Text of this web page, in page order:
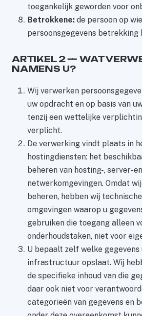
toegankelijk geworden voor
Betrokkene: de persoon op
persoonsgegevens betrekking
ARTIKEL 2 — WAT
NAMENS U?
Wij verwerken
uw opdracht en op basis van
tenzij een wettelijke
verplicht.
De verwerking vindt plaats in
hostingdiensten: het
beheren van hosting-, server- en
netwerkomgevingen. Omdat
beheren, hebben wij
omgevingen waarop u
gebruiken die toegang alleen
onderhoudstaken, niet voor
U bepaalt zelf welke gegevens
infrastructuur opslaat. Wij
de specifieke inhoud van die
daar ook niet voor
categorieën van gegevens en